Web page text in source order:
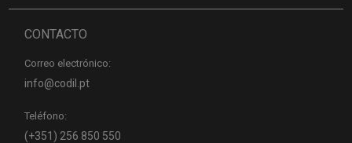
CONTACTO
Correo electrónico:
info@codil.pt
Teléfono:
(+351) 256 850 550